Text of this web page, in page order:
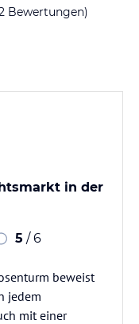
Bewertungen)
in der
5 / 6
beweist
jedem
mit einer